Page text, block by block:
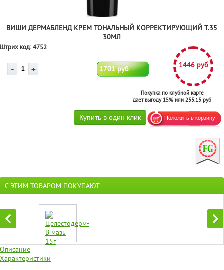
ВИШИ ДЕРМАБЛЕНД КРЕМ ТОНАЛЬНЫЙ КОРРЕКТИРУЮЩИЙ Т.35
30МЛ
Штрих код:4752
1701 руб 1446 руб
Покупка по клубной карте
дает выгоду 15% или 255.15 руб
С ЭТИМ ТОВАРОМ ПОКУПАЮТ
Описание
Характеристики